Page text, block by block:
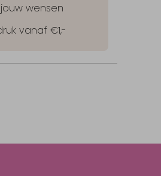
wensen
vanaf €1,-